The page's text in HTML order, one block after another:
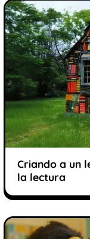
Criando a un
la lectura